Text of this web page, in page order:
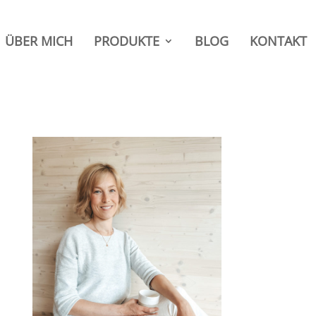
ÜBER MICH PRODUKTE BLOG KONTAKT
von